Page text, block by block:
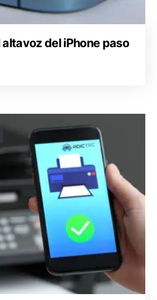
del iPhone paso